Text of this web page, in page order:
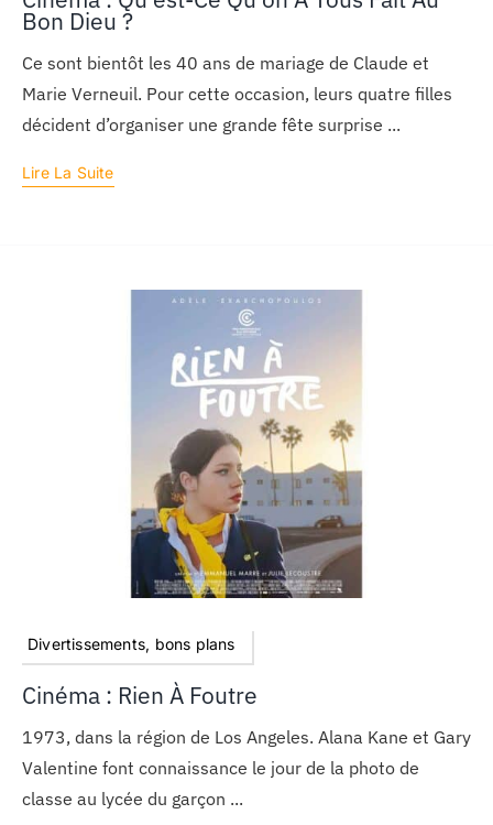
Bon Dieu ?
Ce sont bientôt les 40 ans de mariage de Claude et
Marie Verneuil. Pour cette occasion, leurs quatre filles
décident d’organiser une grande fête surprise ...
Lire La Suite
Divertissements, bons plans
Cinéma : Rien À Foutre
1973, dans la région de Los Angeles. Alana Kane et Gary
Valentine font connaissance le jour de la photo de
classe au lycée du garçon ...